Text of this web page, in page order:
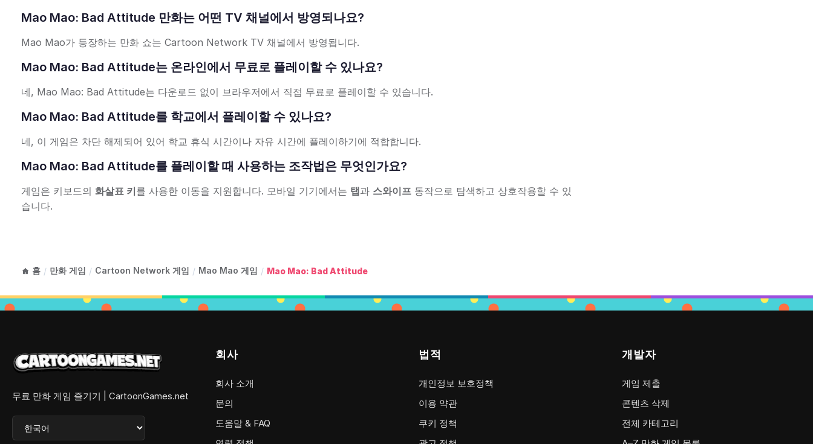
Mao Mao: Bad Attitude 만화는 어떤 TV 채널에서 방영되나요?
Mao Mao가 등장하는 만화 쇼는 Cartoon Network TV 채널에서 방영됩니다.
Mao Mao: Bad Attitude는 온라인에서 무료로 플레이할 수 있나요?
네, Mao Mao: Bad Attitude는 다운로드 없이 브라우저에서 직접 무료로 플레이할 수 있습니다.
Mao Mao: Bad Attitude를 학교에서 플레이할 수 있나요?
네, 이 게임은 차단 해제되어 있어 학교 휴식 시간이나 자유 시간에 플레이하기에 적합합니다.
Mao Mao: Bad Attitude를 플레이할 때 사용하는 조작법은 무엇인가요?
게임은 키보드의 화살표 키를 사용한 이동을 지원합니다. 모바일 기기에서는 탭과 스와이프 동작으로 탐색하고 상호작용할 수 있
습니다.
홈 / 만화 게임 / Cartoon Network 게임 / Mao Mao 게임 / Mao Mao: Bad Attitude
무료 만화 게임 즐기기 | CartoonGames.net
회사
회사 소개
문의
도움말 & FAQ
법적
개인정보 보호정책
이용 약관
쿠키 정책
개발자
게임 제출
콘텐츠 삭제
전체 카테고리